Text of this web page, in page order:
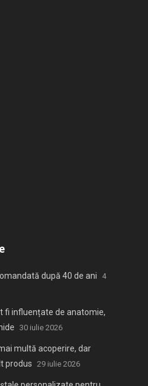
după 40 de ani
4
fi influențate de anatomie,
30 iulie 2026
multă acoperire, dar
produs 29 iulie 2026